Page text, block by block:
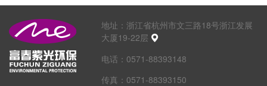
地址： 浙江省杭州市文三路18号浙江发展
大厦19-22层
电话： 0571-88393148
传真： 0571-88393150